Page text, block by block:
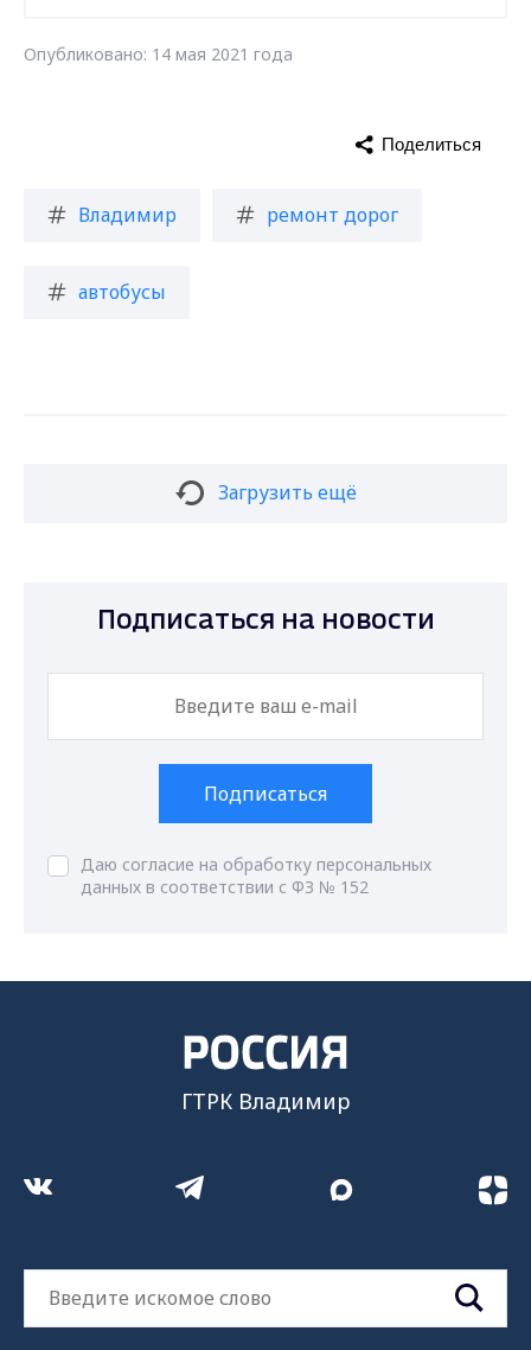
Опубликовано: 14 мая 2021 года
Владимир ремонт дорог
автобусы
Поделиться
Загрузить ещё
Подписаться на новости
Подписаться
Даю согласие на обработку персональных
данных в соответствии с ФЗ № 152
ГТРК Владимир